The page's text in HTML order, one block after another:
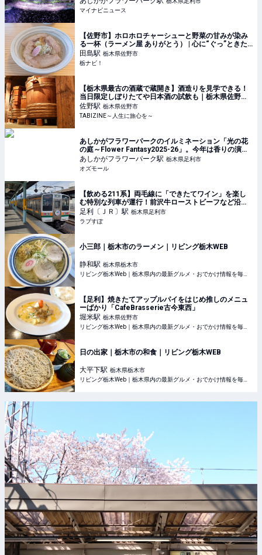
マイナビニュース
【佐野市】ホロホロチャーシューと野菜の甘みが染み
る一杯（ラーメン屋 ありがとう） | 心に“ぐっ”ときた
クチコミ！ | 栃ナビ！
田島駅 栃木県佐野市
栃ナビ！
【栃木県最古の酒蔵で蔵開き】酒造りを見学できる！
当日限定しぼりたてや日本酒の試飲も｜栃木県佐野市 |
TABIZINE～人生に旅心を～
佐野駅 栃木県佐野市
TABIZINE～人生に旅心を～
あしかがフラワーパークのイルミネーション「光の花
の庭～Flower Fantasy2025-26」。今年は香りの演出
も - OZmall
あしかがフラワーパーク駅 栃木県足利市
オズモール
【飲める211系】両毛線に「できたてワイン」を楽し
む特別な列車が運行！前沢牛ローストビーフなど沿線
グルメ満載の「テロワール211」ツアー発売！ - ラブす
ぽ
足利〔ＪＲ〕駅 栃木県足利市
ラブすぽ
小三郎｜栃木市のラーメン｜リビング栃木WEB
静和駅 栃木県栃木市
【足利】焼きたてアップルパイをはじめ推しのメニュ
ーばかり「CafeBrasserie古今東西」
堀米駅 栃木県佐野市
日の出家｜栃木市の和食｜リビング栃木WEB
大平下駅 栃木県栃木市